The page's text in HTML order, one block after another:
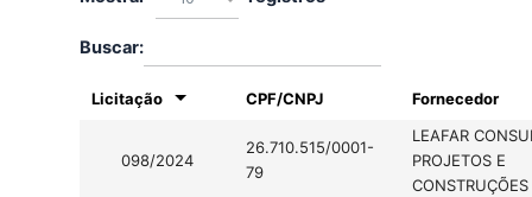
Buscar:
Licitação CPF/CNPJ Fornecedor
098/2024
26.710.515/0001-
79
LEAFAR
PROJETOS E